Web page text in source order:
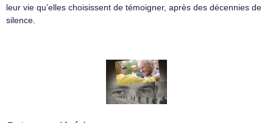
leur vie qu’elles choisissent de témoigner, après des décennies de
silence.